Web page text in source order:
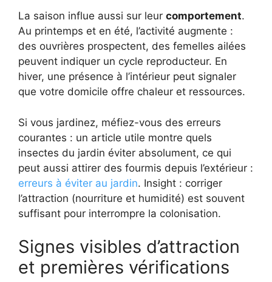
La saison influe aussi sur leur comportement.
Au printemps et en été, l’activité augmente :
des ouvrières prospectent, des femelles ailées
peuvent indiquer un cycle reproducteur. En
hiver, une présence à l’intérieur peut signaler
que votre domicile offre chaleur et ressources.
Si vous jardinez, méfiez-vous des erreurs
courantes : un article utile montre quels
insectes du jardin éviter absolument, ce qui
peut aussi attirer des fourmis depuis l’extérieur :
erreurs à éviter au jardin. Insight : corriger
l’attraction (nourriture et humidité) est souvent
suffisant pour interrompre la colonisation.
Signes visibles d’attraction
et premières vérifications